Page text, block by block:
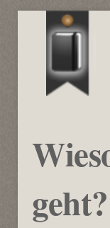
geht?